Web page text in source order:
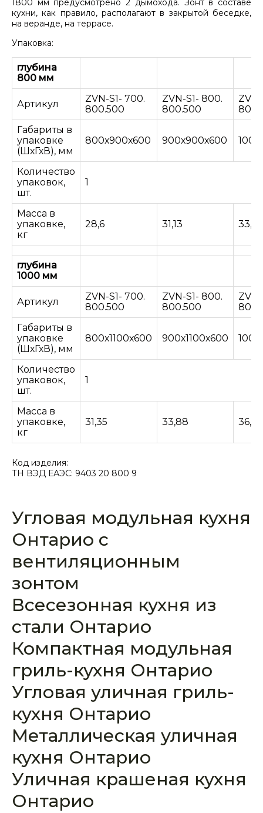
1800 мм предусмотрено 2 дымохода. Зонт в составе
кухни, как правило, располагают в закрытой беседке,
на веранде, на террасе.
Упаковка:
глубина
800 мм
Артикул
ZVN-S1- 700.
800.500
ZVN-S1- 800.
800.500
Габариты в
упаковке
(ШхГхВ), мм
800х900х600 900х900х600
Количество
упаковок,
шт.
1
Масса в
упаковке,
кг
28,6 31,13 33,66
глубина
1000 мм
Артикул
ZVN-S1- 700.
800.500
ZVN-S1- 800.
800.500
Габариты в
упаковке
(ШхГхВ), мм
800х1100х600 900х1100х600
Количество
упаковок,
шт.
1
Масса в
упаковке,
кг
31,35 33,88 36,41
Код изделия:
ТН ВЭД ЕАЭС: 9403 20 800 9
Угловая модульная кухня
Онтарио с
вентиляционным
зонтом
Всесезонная кухня из
стали Онтарио
Компактная модульная
гриль-кухня Онтарио
Угловая уличная гриль-
кухня Онтарио
Металлическая уличная
кухня Онтарио
Уличная крашеная кухня
Онтарио